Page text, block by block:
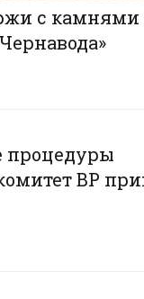
с камнями
процедуры
ВР